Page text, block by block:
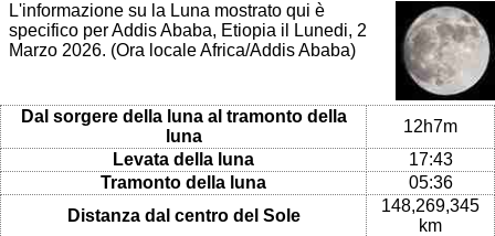
L'informazione su la Luna mostrato qui è
specifico per Addis Ababa, Etiopia il Lunedi, 2
Marzo 2026. (Ora locale Africa/Addis Ababa)
Dal sorgere della luna al tramonto della
luna
12h7m
Levata della luna
17:43
Tramonto della luna
05:36
Distanza dal centro del Sole
148,269,345
km